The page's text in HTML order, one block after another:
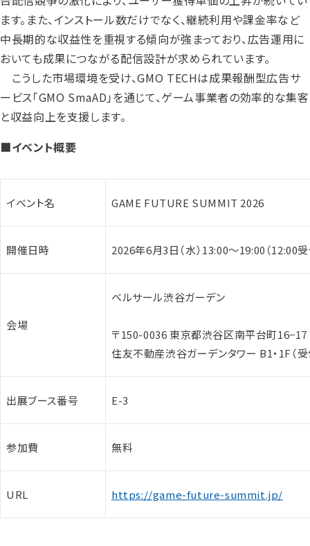
ます。また、インストール数だけでなく、継続利用や課金率など
中長期的な収益性を重視する傾向が強まっており、広告運用に
おいても成果につながる配信設計が求められています。
こうした市場環境を受け、GMO TECHは成果報酬型広告サ
ービス「GMO SmaAD」を通じて、ゲーム事業者の効率的な集客
と収益向上を支援します。
■イベント概要
イベント名 GAME FUTURE SUMMIT 2026
開催日時 2026年6月3日（水）13:00～19:00（12:00
会場
ベルサール渋谷ガーデン
〒150-0036 東京都渋谷区南平台町16−17
住友不動産渋谷ガーデンタワー B1・1F（受
出展ブース番号 E-3
参加費 無料
URL https://game-future-summit.jp/